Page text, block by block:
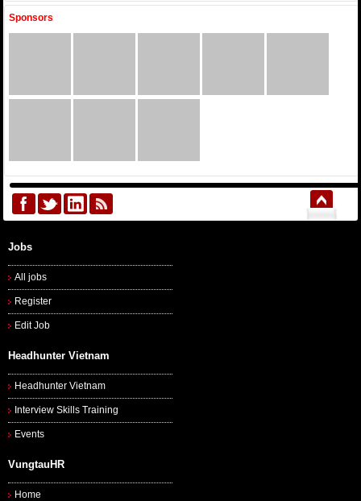
Sponsors
Jobs
All jobs
Register
Edit Job
Headhunter Vietnam
Headhunter Vietnam
Interview Skills Training
Events
VungtauHR
Home